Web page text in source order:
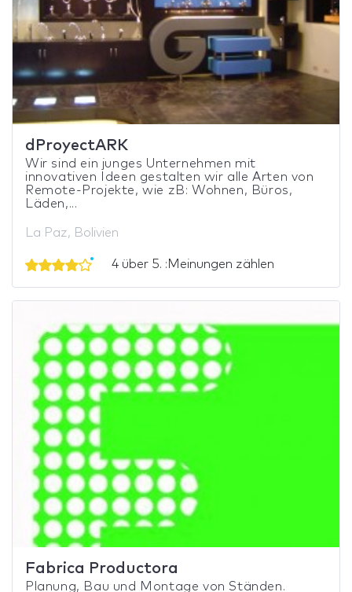
dProyectARK
Wir sind ein junges Unternehmen mit
innovativen Ideen gestalten wir alle Arten von
Remote-Projekte, wie zB: Wohnen, Büros,
Läden,...
La Paz, Bolivien
4 über 5. :Meinungen zählen
Fabrica Productora
Planung, Bau und Montage von Ständen.